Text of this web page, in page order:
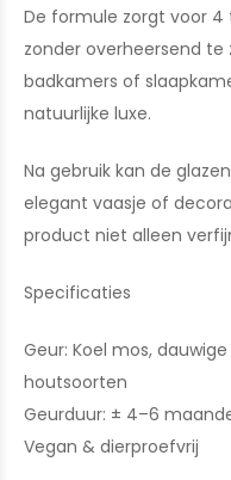
De formule zorgt voor
zonder overheersend te
badkamers of
natuurlijke luxe.
Na gebruik kan de
elegant vaasje of
product niet alleen
Specificaties
Geur: Koel mos,
houtsoorten
Geurduur: ± 4–6
Vegan & dierproefvrij